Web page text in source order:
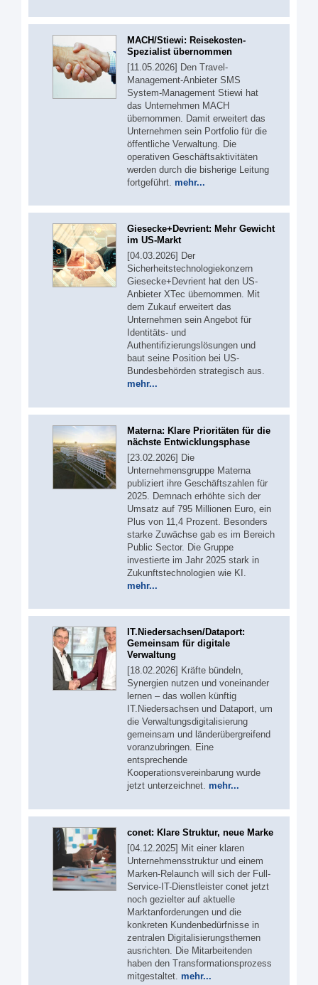
MACH/Stiewi: Reisekosten-
Spezialist übernommen
[11.05.2026] Den Travel-
Management-Anbieter SMS
System-Management Stiewi hat
das Unternehmen MACH
übernommen. Damit erweitert das
Unternehmen sein Portfolio für die
öffentliche Verwaltung. Die
operativen Geschäftsaktivitäten
werden durch die bisherige Leitung
fortgeführt. mehr...
Giesecke+Devrient: Mehr Gewicht
im US-Markt
[04.03.2026] Der
Sicherheitstechnologiekonzern
Giesecke+Devrient hat den US-
Anbieter XTec übernommen. Mit
dem Zukauf erweitert das
Unternehmen sein Angebot für
Identitäts- und
Authentifizierungslösungen und
baut seine Position bei US-
Bundesbehörden strategisch aus.
mehr...
Materna: Klare Prioritäten für die
nächste Entwicklungsphase
[23.02.2026] Die
Unternehmensgruppe Materna
publiziert ihre Geschäftszahlen für
2025. Demnach erhöhte sich der
Umsatz auf 795 Millionen Euro, ein
Plus von 11,4 Prozent. Besonders
starke Zuwächse gab es im Bereich
Public Sector. Die Gruppe
investierte im Jahr 2025 stark in
Zukunftstechnologien wie KI.
mehr...
IT.Niedersachsen/Dataport:
Gemeinsam für digitale
Verwaltung
[18.02.2026] Kräfte bündeln,
Synergien nutzen und voneinander
lernen – das wollen künftig
IT.Niedersachsen und Dataport, um
die Verwaltungsdigitalisierung
gemeinsam und länderübergreifend
voranzubringen. Eine
entsprechende
Kooperationsvereinbarung wurde
jetzt unterzeichnet. mehr...
conet: Klare Struktur, neue Marke
[04.12.2025] Mit einer klaren
Unternehmensstruktur und einem
Marken-Relaunch will sich der Full-
Service-IT-Dienstleister conet jetzt
noch gezielter auf aktuelle
Marktanforderungen und die
konkreten Kundenbedürfnisse in
zentralen Digitalisierungsthemen
ausrichten. Die Mitarbeitenden
haben den Transformationsprozess
mitgestaltet. mehr...